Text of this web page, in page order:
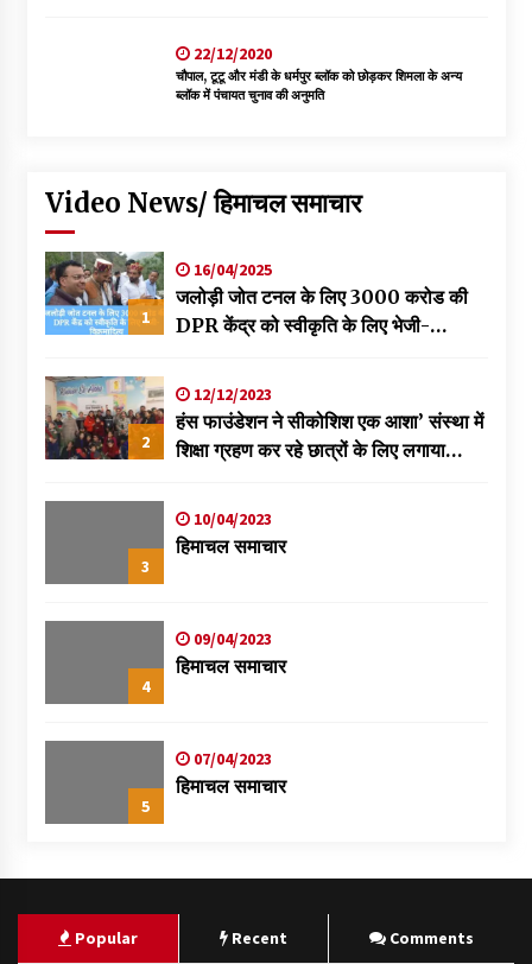
22/12/2020
चौपाल, टूटू और मंडी के धर्मपुर ब्लॉक को छोड़कर शिमला के अन्य
ब्लॉक में पंचायत चुनाव की अनुमति
Video News/ हिमाचल समाचार
1
16/04/2025
जलोड़ी जोत टनल के लिए 3000 करोड की
DPR केंद्र को स्वीकृति के लिए भेजी-
2
12/12/2023
हंस फाउंडेशन ने सीकोशिश एक आशा’ संस्था में
शिक्षा ग्रहण कर रहे छात्रों के लिए लगाया
3
10/04/2023
हिमाचल समाचार
4
09/04/2023
हिमाचल समाचार
5
07/04/2023
हिमाचल समाचार
Popular Recent Comments